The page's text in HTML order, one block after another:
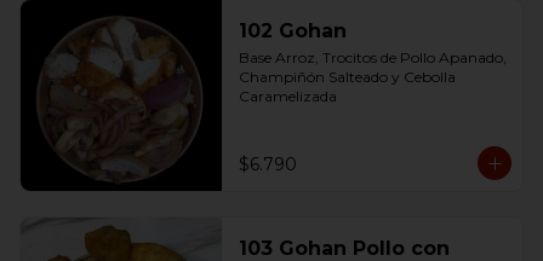
102 Gohan
Base Arroz, Trocitos de Pollo Apanado,
Champiñón Salteado y Cebolla
Caramelizada
$6.790
103 Gohan Pollo con